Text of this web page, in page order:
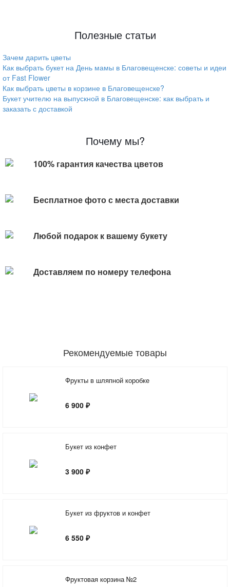
Полезные статьи
Зачем дарить цветы
Как выбрать букет на День мамы в Благовещенске: советы и идеи
от Fast Flower
Как выбрать цветы в корзине в Благовещенске?
Букет учителю на выпускной в Благовещенске: как выбрать и
заказать с доставкой
Почему мы?
100% гарантия качества цветов
Бесплатное фото с места доставки
Любой подарок к вашему букету
Доставляем по номеру телефона
Рекомендуемые товары
Фрукты в шляпной коробке
6 900 ₽
Букет из конфет
3 900 ₽
Букет из фруктов и конфет
6 550 ₽
Фруктовая корзина №2